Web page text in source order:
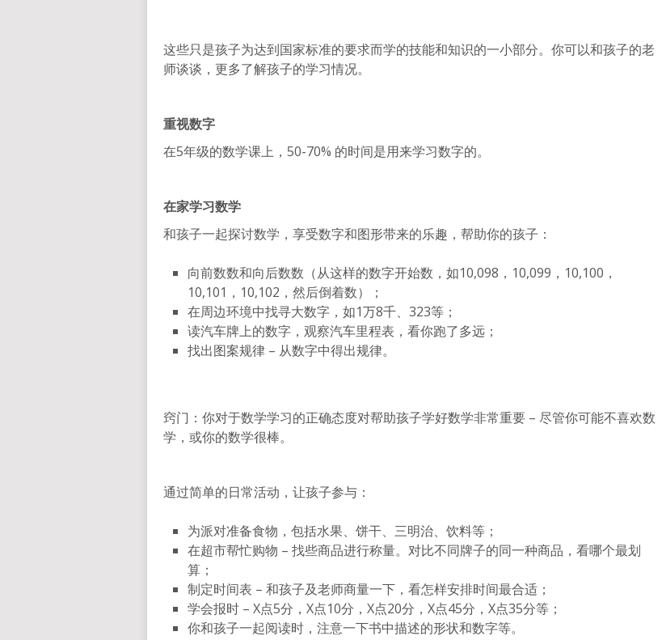
这些只是孩子为达到国家标准的要求而学的技能和知识的一小部分。你可以和孩子的老
师谈谈，更多了解孩子的学习情况。
重视数字
在5年级的数学课上，50-70% 的时间是用来学习数字的。
在家学习数学
和孩子一起探讨数学，享受数字和图形带来的乐趣，帮助你的孩子：
向前数数和向后数数（从这样的数字开始数，如10,098，10,099，10,100，
10,101，10,102，然后倒着数）；
在周边环境中找寻大数字，如1万8千、323等；
读汽车牌上的数字，观察汽车里程表，看你跑了多远；
找出图案规律 – 从数字中得出规律。
窍门：你对于数学学习的正确态度对帮助孩子学好数学非常重要 – 尽管你可能不喜欢数
学，或你的数学很棒。
通过简单的日常活动，让孩子参与：
为派对准备食物，包括水果、饼干、三明治、饮料等；
在超市帮忙购物 – 找些商品进行称量。对比不同牌子的同一种商品，看哪个最划
算；
制定时间表 – 和孩子及老师商量一下，看怎样安排时间最合适；
学会报时 – X点5分，X点10分，X点20分，X点45分，X点35分等；
你和孩子一起阅读时，注意一下书中描述的形状和数字等。